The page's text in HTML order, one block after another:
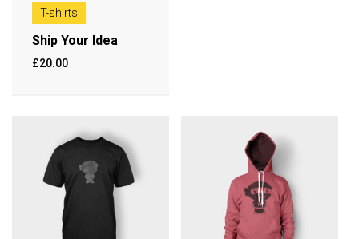
T-shirts
Ship Your Idea
£20.00